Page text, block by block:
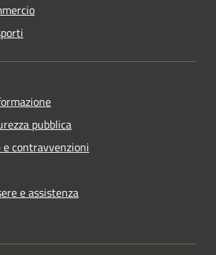
pubblica
contravvenzioni
e assistenza